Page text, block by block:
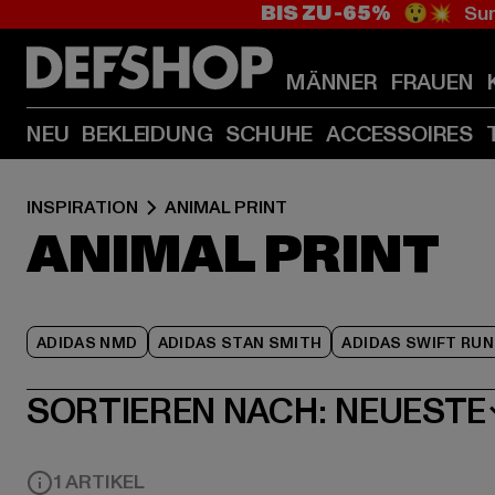
BIS ZU -65% 😲💥
MÄNNER FRAUEN
NEU BEKLEIDUNG SCHUHE ACCESSOIRES
INSPIRATION ANIMAL PRINT
ANIMAL PRINT
ADIDAS NMD ADIDAS STAN SMITH ADIDAS SWIFT RUN
SORTIEREN NACH: NEUESTE
1 ARTIKEL